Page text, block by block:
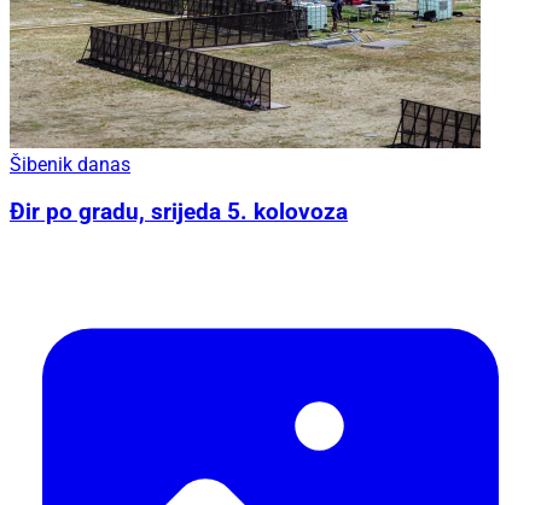
Šibenik danas
Đir po gradu, srijeda 5. kolovoza